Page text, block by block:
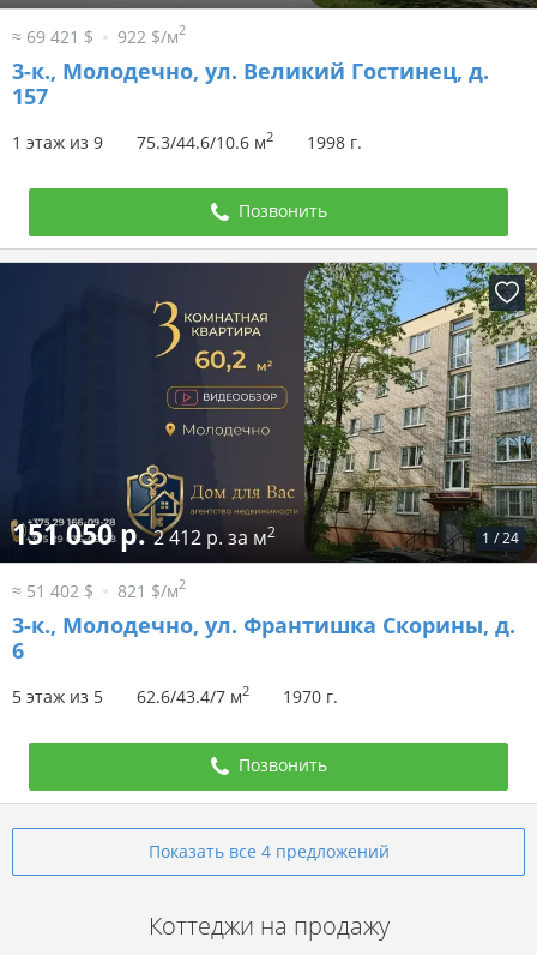
≈ 69 421 $ 922 $/м2
3-к., Молодечно, ул. Великий Гостинец, д.
157
1 этаж из 9 75.3/44.6/10.6 м2 1998 г.
Позвонить
1 /24
151 050 р.2 412 р. за м2
≈ 51 402 $ 821 $/м2
3-к., Молодечно, ул. Франтишка Скорины, д.
6
5 этаж из 5 62.6/43.4/7 м2 1970 г.
Позвонить
Показать все 4 предложений
Коттеджи на продажу